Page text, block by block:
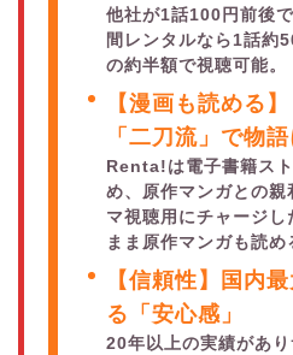
他社が1話100円前後
間レンタルなら1話約
の約半額で視聴可能。
【漫画も読める
「二刀流」で物
Renta!は電子書籍ス
め、原作マンガとの親
マ視聴用にチャージ
まま原作マンガも読め
【信頼性】国内
る「安心感」
20年以上の実績があ